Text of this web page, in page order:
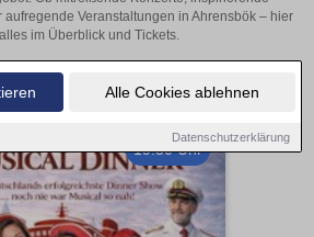
Alle Cookies ablehnen
Datenschutzerklärung
Veranstaltungen in Ahrensbök – hier
im Überblick und Tickets.
19:30 Uhr